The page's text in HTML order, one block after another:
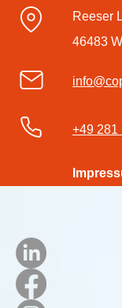
Reeser
46483
+49 281